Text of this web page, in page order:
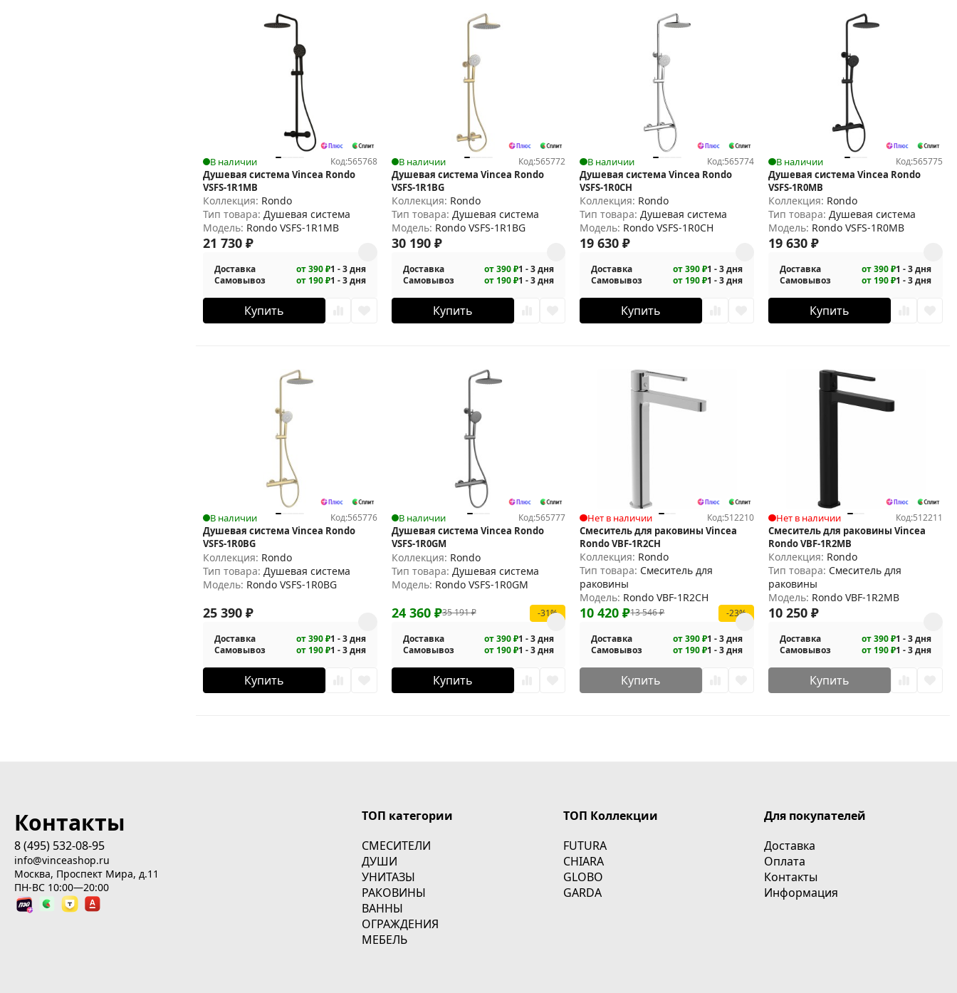
В наличии Код:565768
Душевая система Vincea Rondo
VSFS-1R1MB
Коллекция: Rondo
Тип товара: Душевая система
Модель: Rondo VSFS-1R1MB
21 730 ₽
Доставка от 390 ₽1 - 3 дня
Самовывоз
от 190 ₽1 - 3 дня
Купить
В наличии Код:565772
Душевая система Vincea Rondo
VSFS-1R1BG
Коллекция: Rondo
Тип товара: Душевая система
Модель: Rondo VSFS-1R1BG
30 190 ₽
Доставка от 390 ₽1 - 3 дня
Самовывоз
от 190 ₽1 - 3 дня
Купить
В наличии Код:565774
Душевая система Vincea Rondo
VSFS-1R0CH
Коллекция: Rondo
Тип товара:Душевая система
Модель: Rondo VSFS-1R0CH
19 630₽
Доставка от 390 ₽1 - 3 дня
Самовывоз
от 190 ₽1 - 3 дня
Купить
В наличии Код:565775
Душевая система Vincea Rondo
VSFS-1R0MB
Коллекция: Rondo
Тип товара:Душевая система
Модель: Rondo VSFS-1R0MB
19 630₽
Доставка от 390 ₽1 - 3 дня
Самовывоз
от 190 ₽1 - 3 дня
Купить
В наличии Код:565776
Душевая система Vincea Rondo
VSFS-1R0BG
Коллекция: Rondo
Тип товара: Душевая система
Модель: Rondo VSFS-1R0BG
25 390 ₽
Доставка от 390 ₽1 - 3 дня
Самовывоз
от 190 ₽1 - 3 дня
Купить
В наличии Код:565777
Душевая система Vincea Rondo
VSFS-1R0GM
Коллекция: Rondo
Тип товара: Душевая система
Модель: Rondo VSFS-1R0GM
35 191₽
24 360 ₽ -31%
Доставка от 390 ₽1 - 3 дня
Самовывоз
от 190 ₽1 - 3 дня
Купить
Нет в наличии Код:512210
Смеситель для раковины Vincea
Rondo VBF-1R2CH
Коллекция: Rondo
Тип товара: Смеситель для
раковины
Модель: Rondo VBF-1R2CH
13 546₽
10 420₽ -23%
Доставка от 390 ₽1 - 3 дня
Самовывоз
от 190 ₽1 - 3 дня
Купить
Нет в наличии Код:512211
Смеситель для раковины Vincea
Rondo VBF-1R2MB
Коллекция: Rondo
Тип товара: Смеситель для
раковины
Модель: Rondo VBF-1R2MB
10 250₽
Доставка от 390 ₽1 - 3 дня
Самовывоз
от 190 ₽1 - 3 дня
Купить
Контакты
8 (495) 532-08-95
info@vinceashop.ru
Москва, Проспект Мира, д.11
ПН-ВС 10:00—20:00
ТОП категории
СМЕСИТЕЛИ
ДУШИ
УНИТАЗЫ
РАКОВИНЫ
ВАННЫ
ОГРАЖДЕНИЯ
МЕБЕЛЬ
ТОП Коллекции
FUTURA
CHIARA
GLOBO
GARDA
Для покупателей
Доставка
Оплата
Контакты
Информация